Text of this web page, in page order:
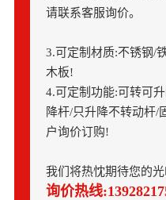
请联系客服询价。
3.可定制材质:不锈钢/
木板!
4.可定制功能:可转可
降杆/只升降不转动杆/
户询价订购!
我们将热忱期待您的
询价热线